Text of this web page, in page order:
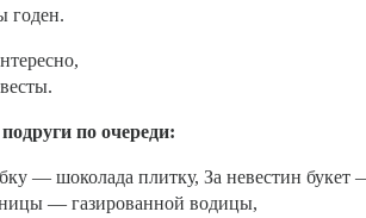
годен.
по очереди:
— шоколада плитку, За невестин букет
— газированной водицы,